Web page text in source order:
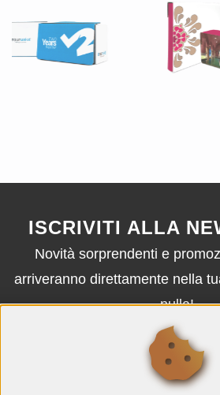
ISCRIVITI ALLA
Novità sorprendenti e
arriveranno direttamente nella
nulla!
ISCRIVITI